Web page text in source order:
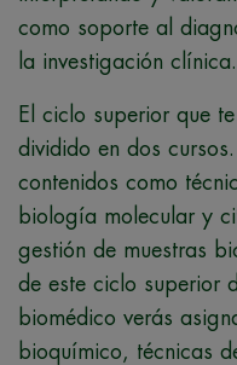
como soporte al
la investigación clínica.
El ciclo superior que
dividido en dos
contenidos como
biología molecular y
gestión de muestras
de este ciclo superior
biomédico verás
bioquímico, técnicas